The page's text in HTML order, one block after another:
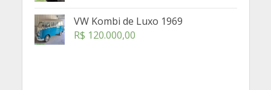
VW Kombi de Luxo 1969
R$ 120.000,00